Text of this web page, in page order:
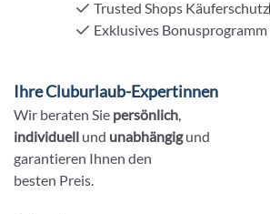
Trusted Shops Käuferschutz
Exklusives Bonusprogramm
Ihre Cluburlaub-Expertinnen
Wir beraten Sie persönlich,
individuell und unabhängigund
garantieren Ihnen den
besten Preis.